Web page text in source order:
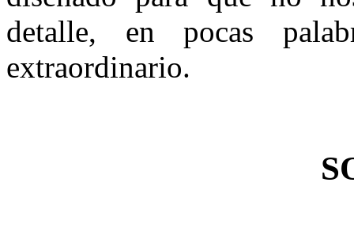
detalle, en pocas
extraordinario.